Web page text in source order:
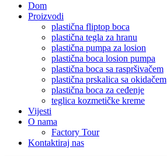
Dom
Proizvodi
plastična fliptop boca
plastična tegla za hranu
plastična pumpa za losion
plastična boca losion pumpa
plastična boca sa raspršivačem
plastična prskalica sa okidačem
plastična boca za ceđenje
teglica kozmetičke kreme
Vijesti
O nama
Factory Tour
Kontaktiraj nas